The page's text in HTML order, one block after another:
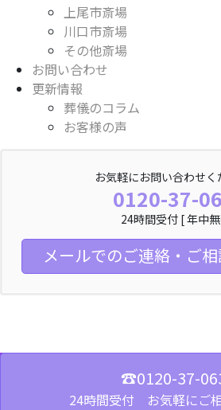
上尾市斎場
川口市斎場
その他斎場
お問い合わせ
更新情報
葬儀のコラム
お客様の声
お気軽にお問い合わせく
0120-37-
24時間受付 [ 年中
メールでのご連絡・ご
☎︎0120-37-
24時間受付 お気軽にご